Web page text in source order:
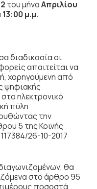
του μήναΑπριλίου
13:00 μ.μ.
διαδικασία οι
απαιτείται να
χορηγούμενη από
ψηφιακής
ηλεκτρονικό
πύλη
την
5 της Κοινής
26-10-2017
θα
στο άρθρο 95
ποσοστά